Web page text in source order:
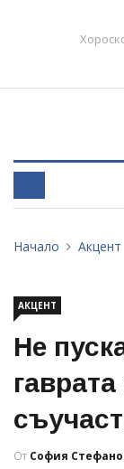
Начало Акцент
АКЦЕНТ
Не
От София